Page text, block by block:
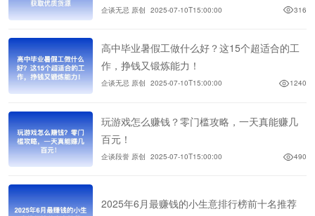
企谈无忌 原创 2025-07-10T15:00:00 316
高中毕业暑假工做什么好？这15个超适合的工
作，挣钱又锻炼能力！
企谈无忌 原创 2025-07-10T15:00:00 1240
玩游戏怎么赚钱？零门槛攻略，一天真能赚几
百元！
企谈段誉 原创 2025-07-10T15:00:00 490
2025年6月最赚钱的小生意排行榜前十名推荐